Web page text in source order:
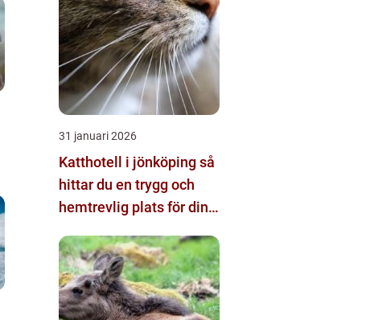
31 januari 2026
Katthotell i jönköping så
hittar du en trygg och
hemtrevlig plats för din